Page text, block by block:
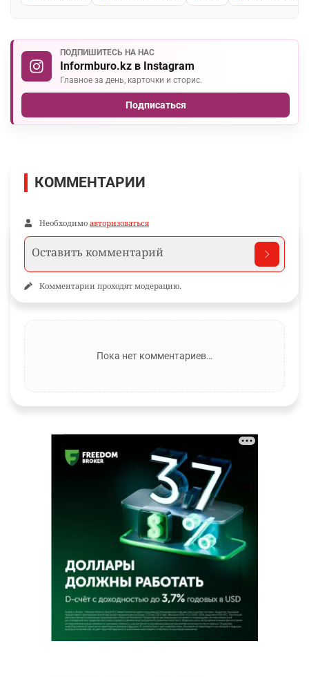
ПОДПИШИТЕСЬ НА НАС
Informburo.kz в Instagram
Главное за день, карточки и сторис.
Подписаться
КОММЕНТАРИИ
Необходимо авторизоваться
Комментарии проходят модерацию.
Пока нет комментариев…